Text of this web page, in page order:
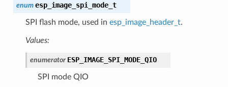
enum esp_image_spi_mode_t
SPI flash mode, used in esp_image_header_t.
Values:
enumerator ESP_IMAGE_SPI_MODE_QIO
SPI mode QIO